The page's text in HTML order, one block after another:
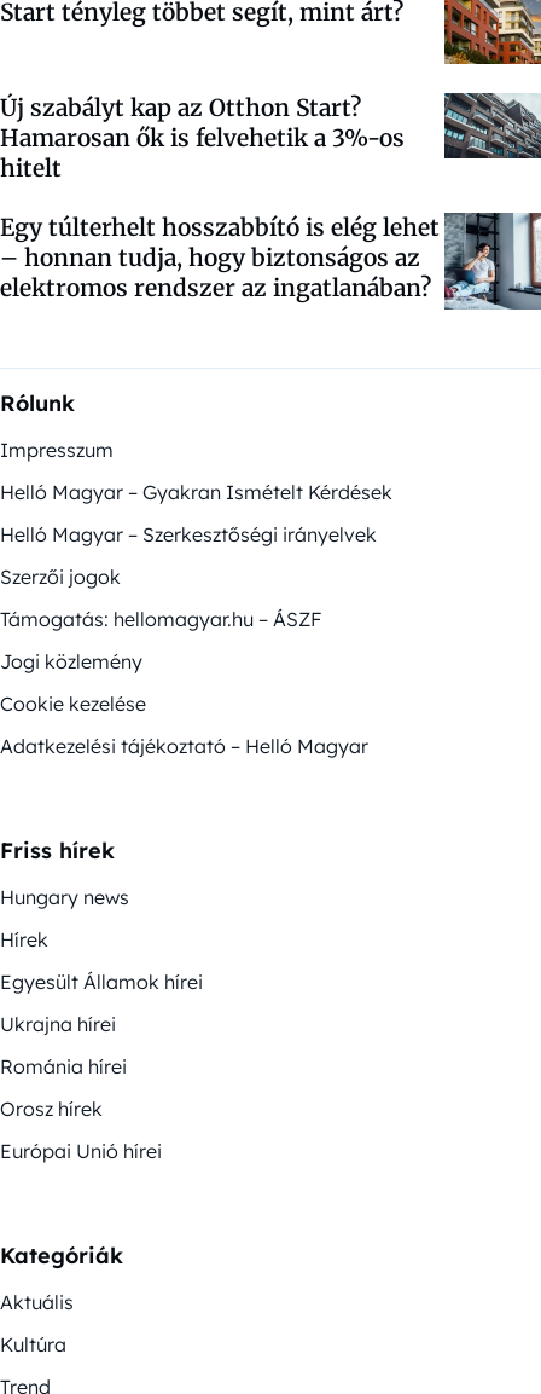
Start tényleg többet segít, mint árt?
Új szabályt kap az Otthon Start?
Hamarosan ők is felvehetik a 3%-os
hitelt
Egy túlterhelt hosszabbító is elég lehet
– honnan tudja, hogy biztonságos az
elektromos rendszer az ingatlanában?
Rólunk
Impresszum
Helló Magyar – Gyakran Ismételt Kérdések
Helló Magyar – Szerkesztőségi irányelvek
Szerzői jogok
Támogatás: hellomagyar.hu – ÁSZF
Jogi közlemény
Cookie kezelése
Adatkezelési tájékoztató – Helló Magyar
Friss hírek
Hungary news
Hírek
Egyesült Államok hírei
Ukrajna hírei
Románia hírei
Orosz hírek
Európai Unió hírei
Kategóriák
Aktuális
Kultúra
Trend